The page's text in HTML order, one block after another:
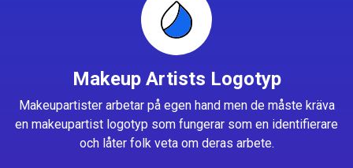
Makeup Artists Logotyp
Makeupartister arbetar på egen hand men de måste kräva
en makeupartist logotyp som fungerar som en identifierare
och låter folk veta om deras arbete.